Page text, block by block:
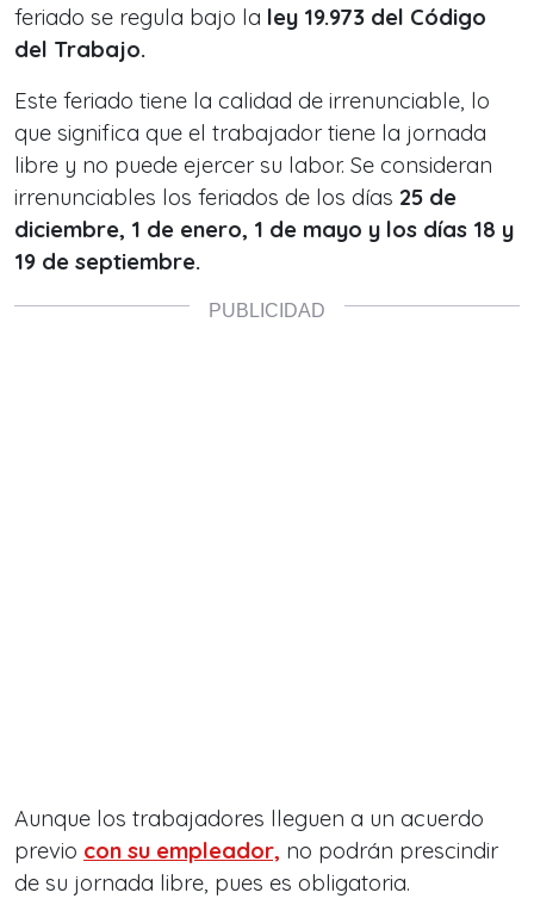
feriado se regula bajo la ley 19.973 del Código
del Trabajo.
Este feriado tiene la calidad de irrenunciable, lo
que significa que el trabajador tiene la jornada
libre y no puede ejercer su labor. Se consideran
irrenunciables los feriados de los días 25 de
diciembre, 1 de enero, 1 de mayo y los días 18 y
19 de septiembre.
Aunque los trabajadores lleguen a un acuerdo
previo con su empleador, no podrán prescindir
de su jornada libre, pues es obligatoria.